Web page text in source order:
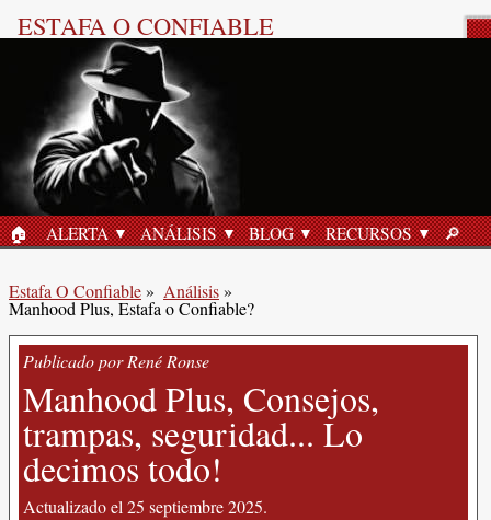
ESTAFA O CONFIABLE
INICIO
🏠︎ ALERTA ANÁLISIS BLOG RECURSOS 🔎︎
Estafa O Confiable» Análisis»
Manhood Plus, Estafa o Confiable?
Publicado por René Ronse
Manhood Plus, Consejos,
trampas, seguridad... Lo
decimos todo!
Actualizado el 25 septiembre 2025.